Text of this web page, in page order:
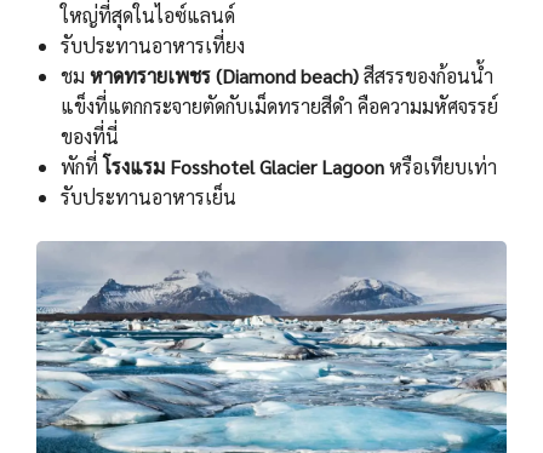
ใหญ่ที่สุดในไอซ์แลนด์
รับประทานอาหารเที่ยง
ชม หาดทรายเพชร (Diamond beach)สีสรรของก้อนน้ำ
แข็งที่แตกกระจายตัดกับเม็ดทรายสีดำ คือความมหัศจรรย์
ของที่นี่
พักที่โรงแรม Fosshotel Glacier Lagoonหรือเทียบเท่า
รับประทานอาหารเย็น